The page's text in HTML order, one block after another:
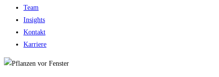
Team
Insights
Kontakt
Karriere